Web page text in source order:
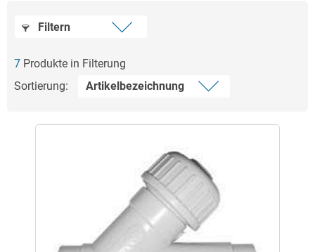
Filtern
7 Produkte in Filterung
Sortierung: